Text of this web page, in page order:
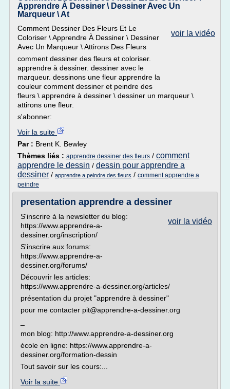
Apprendre À Dessiner \ Dessiner Avec Un
Marqueur \ At
voir la vidéo
Comment Dessiner Des Fleurs Et Le
Coloriser \ Apprendre À Dessiner \ Dessiner
Avec Un Marqueur \ Attirons Des Fleurs
comment dessiner des fleurs et coloriser.
apprendre à dessiner. dessiner avec le
marqueur. dessinons une fleur apprendre la
couleur comment dessiner et peindre des
fleurs \ apprendre à dessiner \ dessiner un marqueur \
attirons une fleur.
s'abonner:
Voir la suite
Par : Brent K. Bewley
Thèmes liés : apprendre dessiner des fleurs / comment
apprendre le dessin / dessin pour apprendre a
dessiner / apprendre a peindre des fleurs / comment apprendre a
peindre
presentation apprendre a dessiner
voir la vidéo
S'inscrire à la newsletter du blog:
https://www.apprendre-a-
dessiner.org/inscription/
S'inscrire aux forums:
https://www.apprendre-a-
dessiner.org/forums/
Découvrir les articles:
https://www.apprendre-a-dessiner.org/articles/
présentation du projet "apprendre à dessiner"
pour me contacter pit@apprendre-a-dessiner.org
mon blog: http://www.apprendre-a-dessiner.org
école en ligne: https://www.apprendre-a-
dessiner.org/formation-dessin
Tout savoir sur les cours:...
Voir la suite